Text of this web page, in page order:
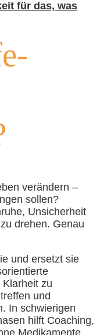
für das, was
verändern –
sollen?
Unsicherheit
drehen. Genau
und ersetzt sie
zu
und
In schwierigen
hilft Coaching,
Medikamente,